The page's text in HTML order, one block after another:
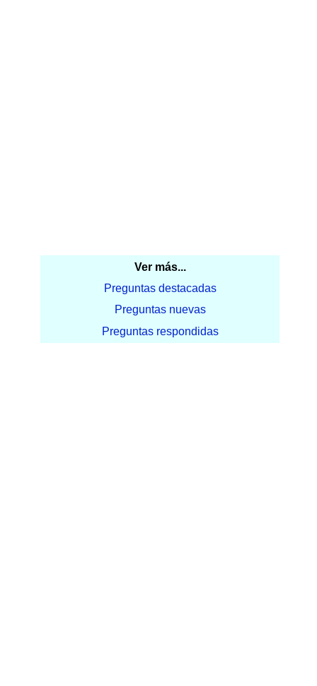
Ver más...
Preguntas destacadas
Preguntas nuevas
Preguntas respondidas